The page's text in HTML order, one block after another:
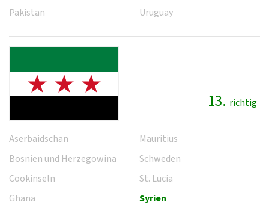
Pakistan
Uruguay
13. richtig
Aserbaidschan
Bosnien und Herzegowina
Cookinseln
Ghana
Mauritius
Schweden
St. Lucia
Syrien